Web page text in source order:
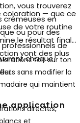
vous trouverez
crémeuses en
ou pour des
de
chaque
coloration — que ce
de votre routine
le résultat final.
vont des plus
ton sur ton
sans modifier la
qui maintient
directes,
application